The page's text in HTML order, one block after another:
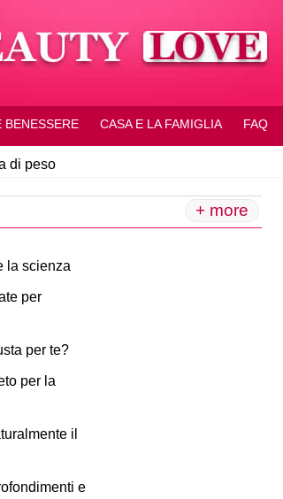
BENESSERE CASA E LA FAMIGLIA FAQ
di peso
+ more
la scienza
per
per te?
per la
il
e